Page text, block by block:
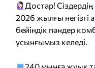
Достар! Сіздердің
2026 жылғы негізгі
бейіндік пәндер
ұсынғымыз келеді.